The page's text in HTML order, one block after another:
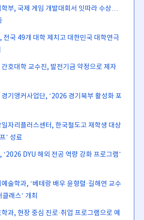
학부, 국제 게임 개발대회서 잇따라 수상…
전국 49개 대학 제치고 대한민국 대학연극
호대학 교수진, 발전기금 약정으로 제자
기앵커사업단, ‘2026 경기북부 활성화 포
자리플러스센터, 한국철도고 재학생 대상
’ 성료
‘2026 DYU 해외 전공 역량 강화 프로그램’
술학과, ‘베테랑 배우 윤형렬·길해연 교수
래스’ 개최
과, 현장 중심 진로·취업 프로그램으로 예